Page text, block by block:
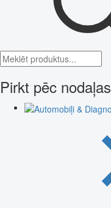
Pirkt pēc nodaļas